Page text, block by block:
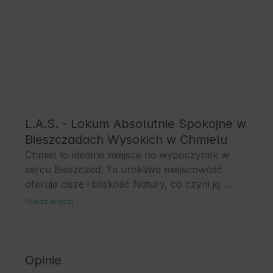
L.A.S. - Lokum Absolutnie Spokojne w
Bieszczadach Wysokich w Chmielu
Chmiel to idealne miejsce na wypoczynek w
sercu Bieszczad. Ta urokliwa miejscowość
oferuje ciszę i bliskość Natury, co czyni ją
doskonałą bazą dla miłośników turystyki i
Sanu. Domki są od siebie znacznie oddalone,
Pokaż więcej
Opinie